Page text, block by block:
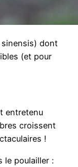
sinensis) dont
(et pour
entretenu
croissent
!
le poulailler :